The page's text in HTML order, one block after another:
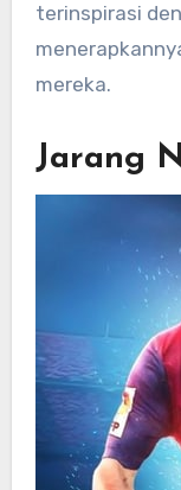
terinspirasi
mereka.
Jarang